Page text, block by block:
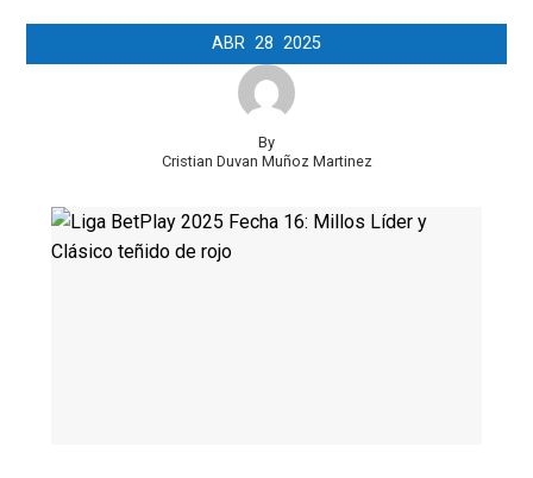
ABR 28 2025
By
Cristian Duvan Muñoz Martinez